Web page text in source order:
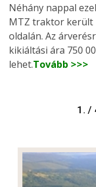
Néhány nappal
MTZ traktor került
oldalán. Az
kikiáltási ára 750
lehet.Tovább >>>
1. /